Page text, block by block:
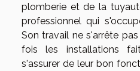
plomberie et de la
professionnel qui
Son travail ne s'arrête
fois les installations
s'assurer de leur bon